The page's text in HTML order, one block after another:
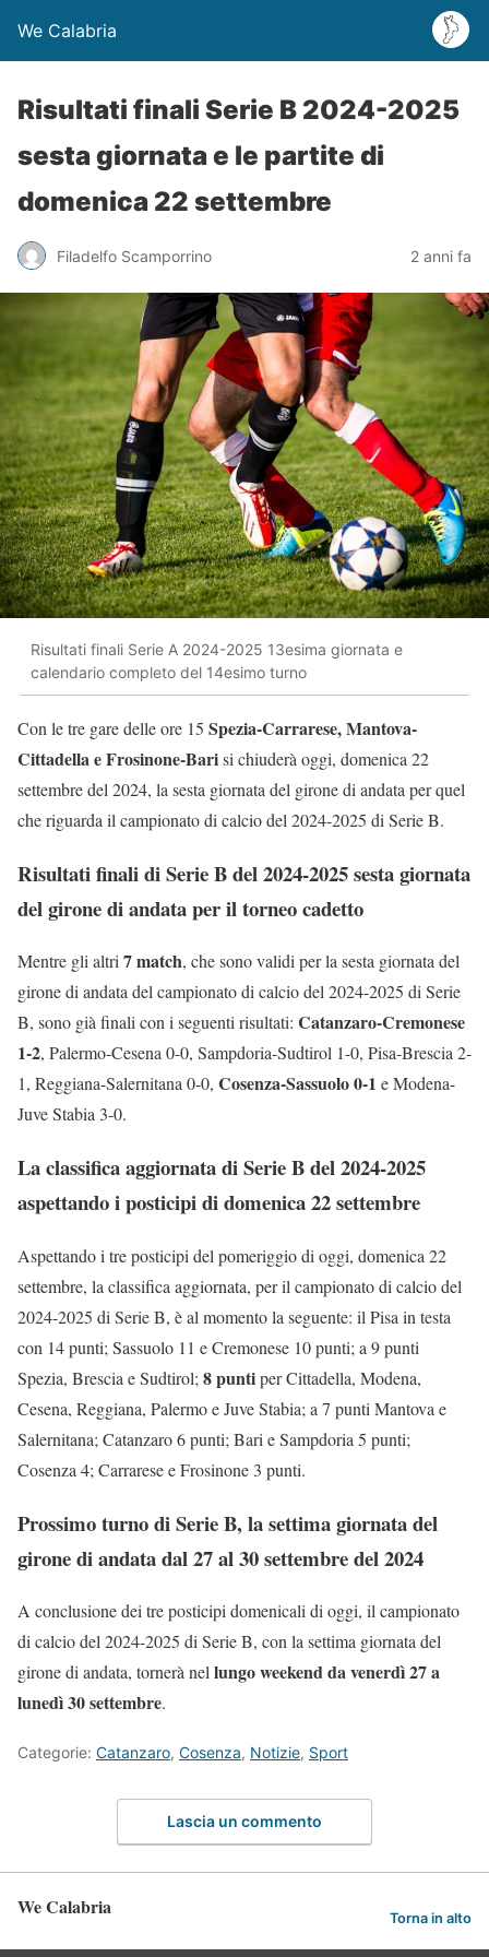
We Calabria
Risultati finali Serie B 2024-2025
sesta giornata e le partite di
domenica 22 settembre
Filadelfo Scamporrino 2 anni fa
Risultati finali Serie A 2024-2025 13esima giornata e
calendario completo del 14esimo turno
Con le tre gare delle ore 15 Spezia-Carrarese, Mantova-
Cittadella e Frosinone-Barisi chiuderà oggi, domenica 22
settembre del 2024, la sesta giornata del girone di andata per quel
che riguarda il campionato di calcio del 2024-2025 di Serie B.
Risultati finali di Serie B del 2024-2025 sesta giornata
del girone di andata per il torneo cadetto
Mentre gli altri7 match, che sono validi per la sesta giornata del
girone di andata del campionato di calcio del 2024-2025 di Serie
B, sono già finali con i seguenti risultati: Catanzaro-Cremonese
1-2, Palermo-Cesena 0-0, Sampdoria-Sudtirol 1-0, Pisa-Brescia 2-
1, Reggiana-Salernitana 0-0, Cosenza-Sassuolo 0-1 e Modena-
Juve Stabia 3-0.
La classifica aggiornata di Serie B del 2024-2025
aspettando i posticipi di domenica 22 settembre
Aspettando i tre posticipi del pomeriggio di oggi, domenica 22
settembre, la classifica aggiornata, per il campionato di calcio del
2024-2025 di Serie B, è al momento la seguente: il Pisa in testa
con 14 punti; Sassuolo 11 e Cremonese 10 punti; a 9 punti
Spezia, Brescia e Sudtirol; 8 puntiper Cittadella, Modena,
Cesena, Reggiana, Palermo e Juve Stabia; a 7 punti Mantova e
Salernitana; Catanzaro 6 punti; Bari e Sampdoria 5 punti;
Cosenza 4; Carrarese e Frosinone 3 punti.
Prossimo turno di Serie B, la settima giornata del
girone di andata dal 27 al 30 settembre del 2024
A conclusione dei tre posticipi domenicali di oggi, il campionato
di calcio del 2024-2025 di Serie B, con la settima giornata del
girone di andata, tornerà nellungo weekend da venerdì 27 a
lunedì 30 settembre.
Categorie: Catanzaro, Cosenza, Notizie, Sport
Lascia un commento
We Calabria Torna in alto